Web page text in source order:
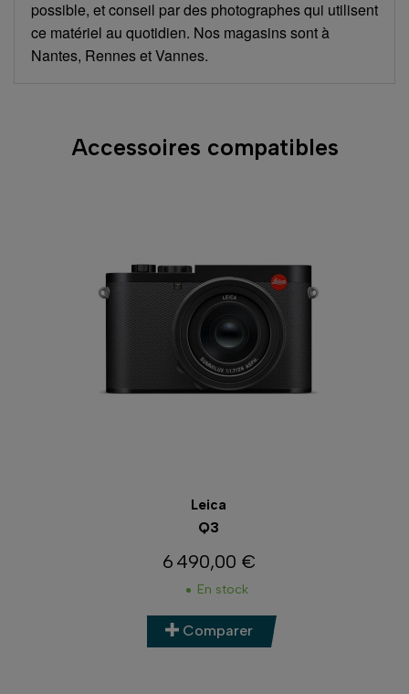
possible, et conseil par des photographes qui utilisent
ce matériel au quotidien. Nos magasins sont à
Nantes, Rennes et Vannes.
Accessoires compatibles
Leica
Q3
Prix
6 490,00 €
En stock
Comparer